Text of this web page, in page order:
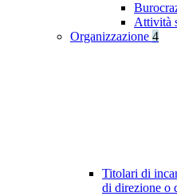
Attività
Organizzazione 4
Titolari di
di direzione o